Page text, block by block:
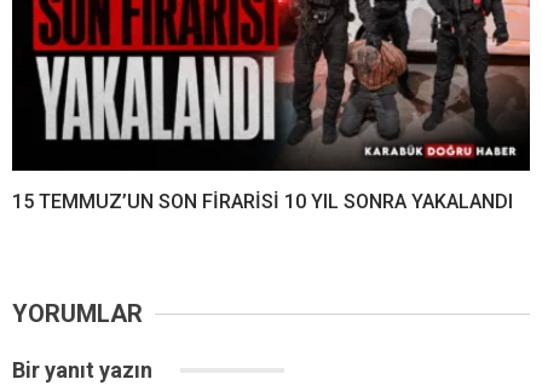
15 TEMMUZ’UN SON FİRARİSİ 10 YIL SONRA YAKALANDI
YORUMLAR
Bir yanıt yazın